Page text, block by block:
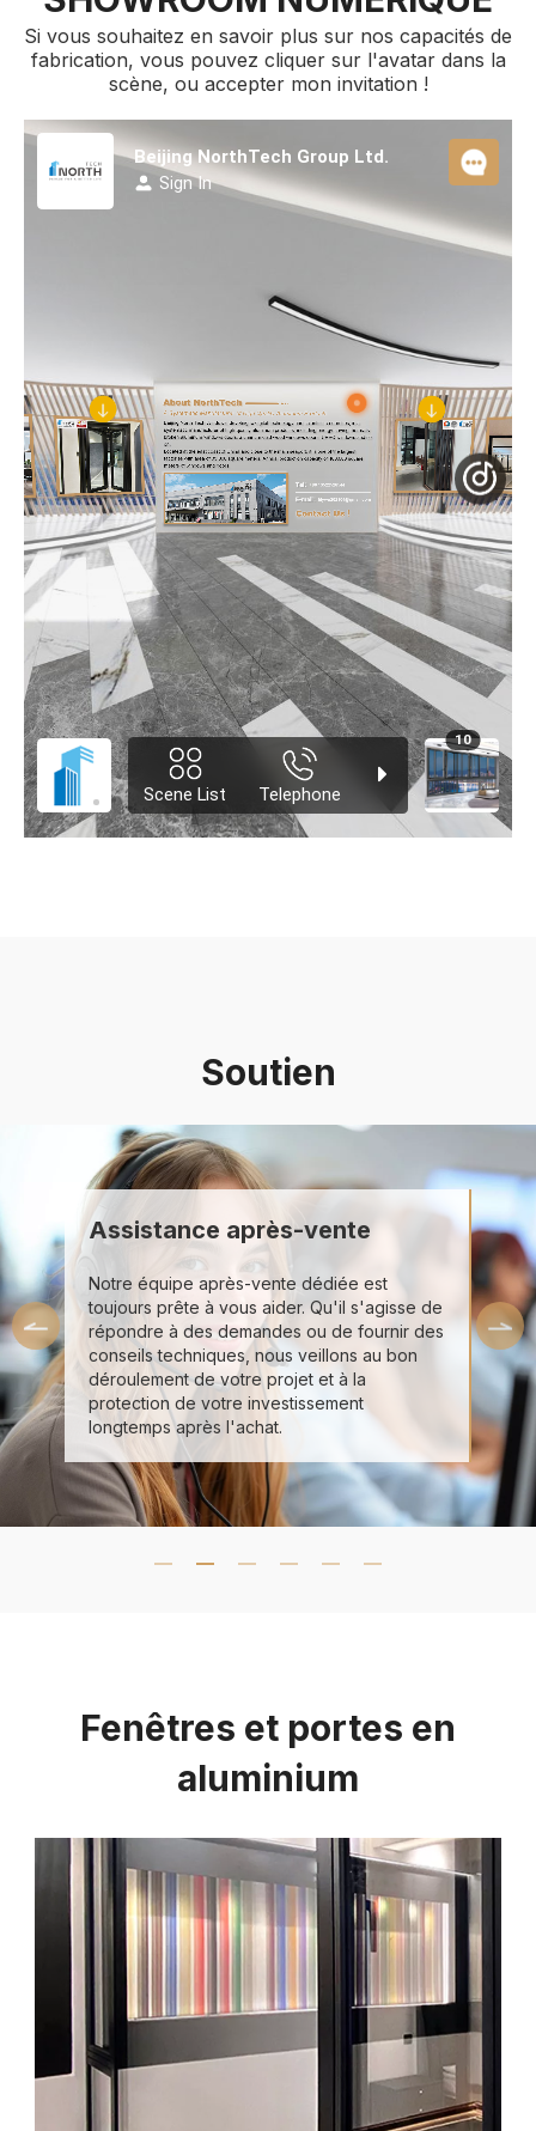
Si vous souhaitez en savoir plus sur nos capacités de
fabrication, vous pouvez cliquer sur l'avatar dans la
scène, ou accepter mon invitation !
Soutien
Assistance après-vente
Notre équipe après-vente dédiée est
toujours prête à vous aider. Qu'il s'agisse de
répondre à des demandes ou de fournir des
conseils techniques, nous veillons au bon
déroulement de votre projet et à la
protection de votre investissement
longtemps après l'achat.
Fenêtres et portes en
aluminium